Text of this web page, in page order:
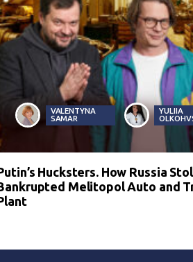
VALENTYNA
SAMAR
YULIIA
Hucksters. How Russia
Melitopol Auto and